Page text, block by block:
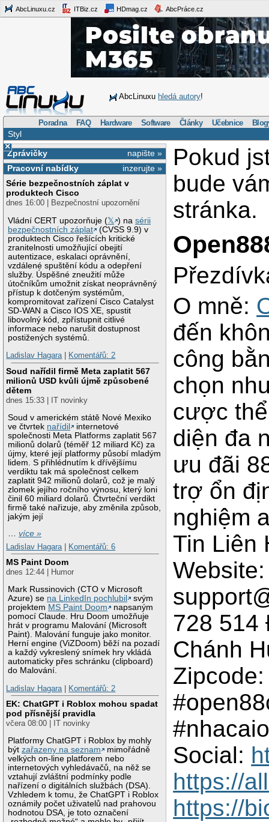
AbcLinuxu.cz ITBiz.cz HDmag.cz AbcPráce.cz
AbcLinuxu hledá autory!
Poradna FAQ Hardware Software Články Učebnice
Styl
×
napište »
Zprávičky
inzerujte »
Pracovní nabídky
Série bezpečnostních záplat v
produktech Cisco
dnes 16:00 | Bezpečnostní upozornění
Vládní CERT upozorňuje (𝕏 ) nasérii
bezpečnostních záplat
(CVSS 9.9) v
produktech Cisco řešících kritické
zranitelnosti umožňující obejití
autentizace, eskalaci oprávnění,
vzdálené spuštění kódu a odepření
služby. Úspěšné zneužití může
útočníkům umožnit získat neoprávněný
přístup k dotčeným systémům,
kompromitovat zařízení Cisco Catalyst
SD-WAN a Cisco IOS XE, spustit
libovolný kód, zpřístupnit citlivé
informace nebo narušit dostupnost
postižených systémů.
Ladislav Hagara| Komentářů: 2
Soud nařídil firmě Meta zaplatit 567
milionů USD kvůli újmě způsobené
dětem
dnes 15:33 | IT novinky
Soud v americkém státě Nové Mexiko
ve čtvrtek nařídil
internetové
společnosti Meta Platforms zaplatit 567
milionů dolarů (téměř 12 miliard Kč) za
újmy, které její platformy působí mladým
lidem. S přihlédnutím k dřívějšímu
verdiktu tak má společnost celkem
zaplatit 942 milionů dolarů, což je malý
zlomek jejího ročního výnosu, který loni
činil 60 miliard dolarů. Čtvrteční verdikt
firmě také nařizuje, aby změnila způsob,
jakým její
…více »
Ladislav Hagara
Komentářů: 6
MS Paint Doom
dnes 12:44 | Humor
Mark Russinovich (CTO v Microsoft
Azure) se na LinkedIn pochlubil
svým
projektem MS Paint Doom
napsaným
pomocí Claude. Hru Doom umožňuje
hrát v programu Malování (Microsoft
Paint). Malování funguje jako monitor.
Herní engine (ViZDoom) běží na pozadí
a každý vykreslený snímek hry vkládá
automaticky přes schránku (clipboard)
do Malování.
Ladislav Hagara
Komentářů: 2
EK: ChatGPT i Roblox mohou spadat
pod přísnější pravidla
včera 08:00 | IT novinky
Platformy ChatGPT i Roblox by mohly
býtzařazeny na seznam
mimořádně
velkých on-line platforem nebo
internetových vyhledávačů, na něž se
vztahují zvláštní podmínky podle
nařízení o digitálních službách (DSA).
Vzhledem k tomu, že ChatGPT i Roblox
oznámily počet uživatelů nad prahovou
hodnotou DSA, je toto označení
Pokud
bude
stránka.
O mně:
đến
công
chọn
cược
diện đa
ưu đãi
trợ ổn
nghiệm
Tin Liên
728 514
Chánh
Social:
https://
https://